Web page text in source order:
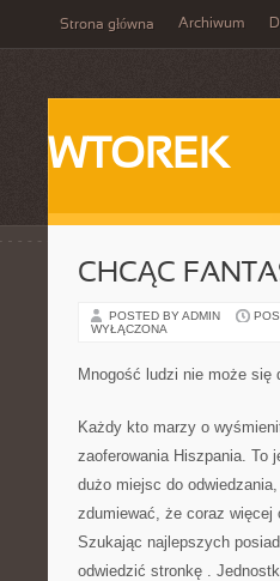
Strona główna Archiwum
WTOREK
CHCĄC
POSTED BY ADMIN
WYŁĄCZONA
Mnogość ludzi nie może się
Każdy kto marzy o
zaoferowania Hiszpania. To
dużo miejsc do
zdumiewać, że coraz
Szukając najlepszych
odwiedzić stronkę .